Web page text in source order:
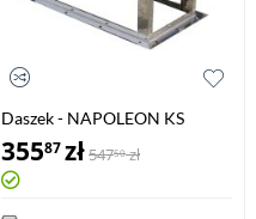
Daszek - NAPOLEON KS
200x200mm
35587zł54750 zł